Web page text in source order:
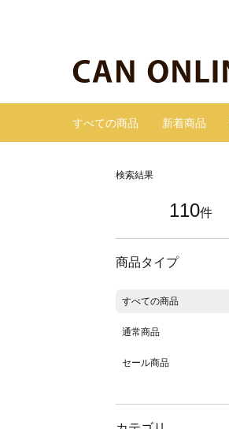
すべての商品 新着商品
検索結果
110件
商品タイプ
すべての商品
通常商品
セール商品